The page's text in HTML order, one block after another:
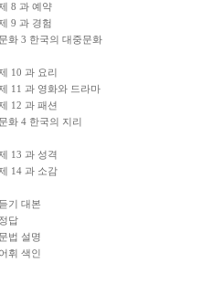
8 과 예약
9 과 경험
문화 3 한국의 대중문화
10 과 요리
11 과 영화와 드라마
12 과 패션
문화 4 한국의 지리
13 과 성격
14 과 소감
듣기 대본
정답
문법 설명
어휘 색인